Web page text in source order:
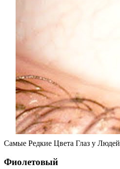
Самые Редкие Цвета Глаз у Людей
Фиолетовый